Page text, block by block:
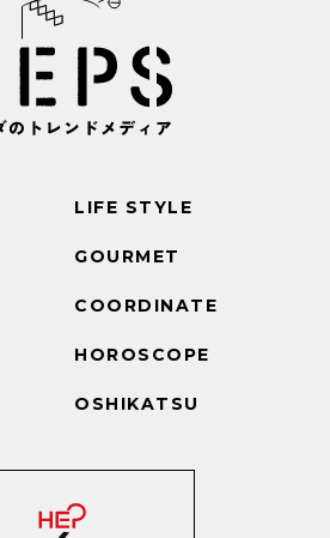
LIFE STYLE
GOURMET
COORDINATE
HOROSCOPE
OSHIKATSU